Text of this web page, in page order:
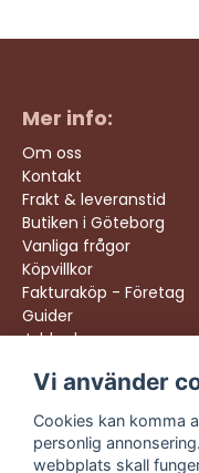
Mer info:
Om oss
Kontakt
Frakt & leveranstid
Butiken i Göteborg
Vanliga frågor
Köpvillkor
Fakturaköp - Företag
Guider
Jobba hos oss
Följ oss:
Instagram
Facebook
Vi använder
Cookies kan komma
personlig
webbplats skall